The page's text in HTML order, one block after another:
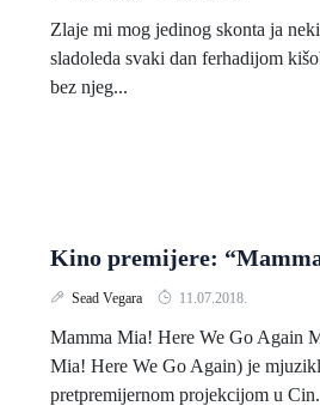
Zlaje mi mog jedinog skonta ja
sladoleda svaki dan ferhadijom
bez njeg...
Kino premijere:
Sead Vegara 11.07.2018.
Mamma Mia! Here We Go Again
Mia! Here We Go Again) je
pretpremijernom projekcijom u